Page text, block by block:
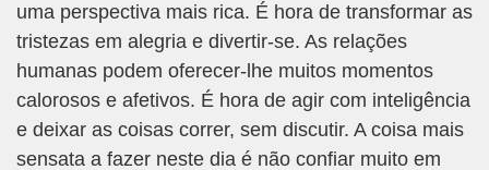
uma perspectiva mais rica. É hora de transformar as
tristezas em alegria e divertir-se. As relações
humanas podem oferecer-lhe muitos momentos
calorosos e afetivos. É hora de agir com inteligência
e deixar as coisas correr, sem discutir. A coisa mais
sensata a fazer neste dia é não confiar muito em